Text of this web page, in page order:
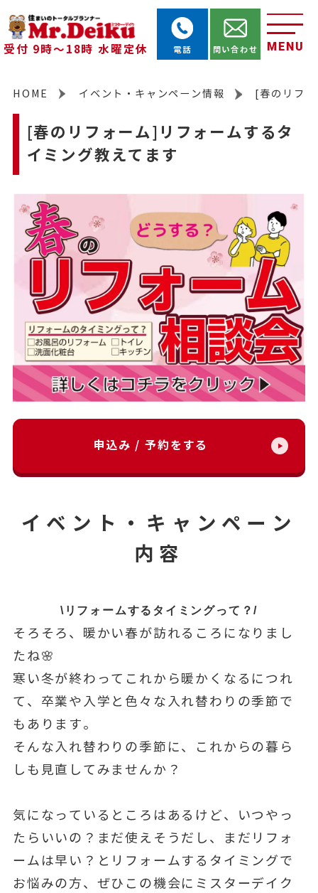
受付 9時～18時 水曜定休 MENU
電話 問い合わせ
HOME イベント・キャンペーン情報 [春のリフ
[春のリフォーム]リフォームするタ
イミング教えてます
申込み / 予約をする
イベント・キャンペーン
内容
\リフォームするタイミングって？/
そろそろ、暖かい春が訪れるころになりまし
たね🌸
寒い冬が終わってこれから暖かくなるにつれ
て、卒業や入学と色々な入れ替わりの季節で
もあります。
そんな入れ替わりの季節に、これからの暮ら
しも見直してみませんか？
気になっているところはあるけど、いつやっ
たらいいの？まだ使えそうだし、まだリフォ
ームは早い？とリフォームするタイミングで
お悩みの方、ぜひこの機会にミスターデイク